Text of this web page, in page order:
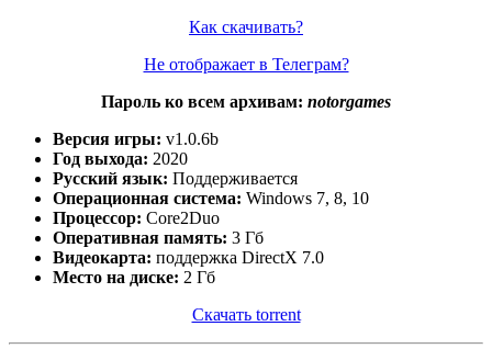
Как скачивать?
Не отображает в Телеграм?
Пароль ко всем архивам: notorgames
Версия игры: v1.0.6b
Год выхода: 2020
Русский язык: Поддерживается
Операционная система: Windows 7, 8, 10
Процессор: Core2Duo
Оперативная память: 3 Гб
Видеокарта: поддержка DirectX 7.0
Место на диске: 2 Гб
Скачать torrent